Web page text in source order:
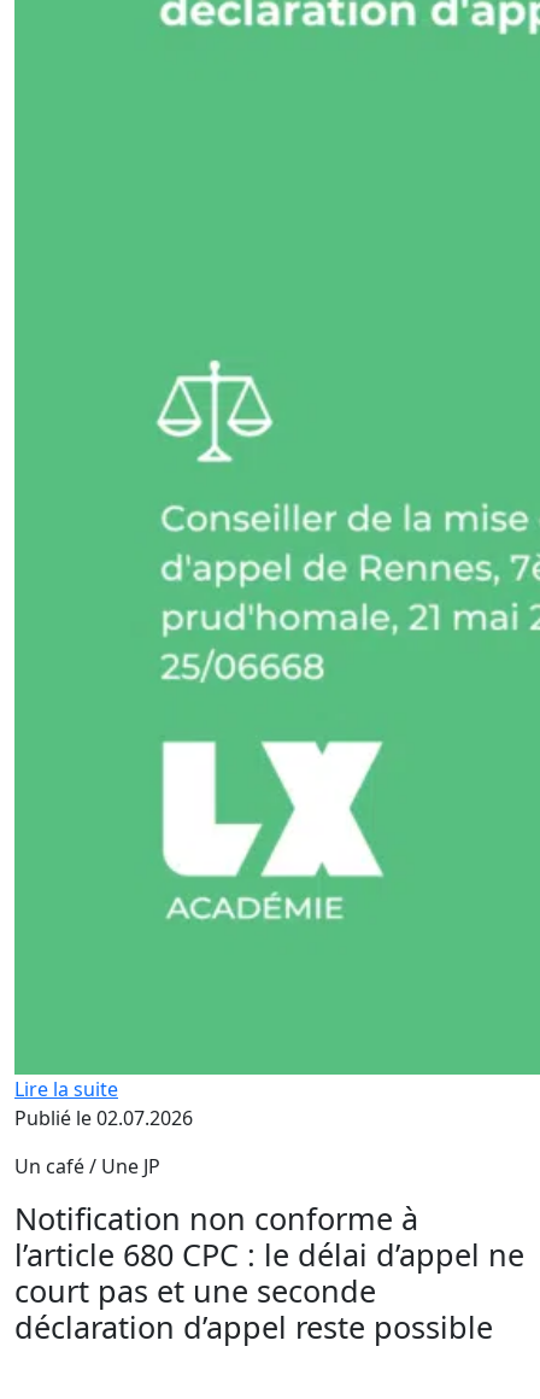
Lire la suite
Publié le 02.07.2026
Un café / Une JP
Notification non conforme à
l’article 680 CPC : le délai d’appel ne
court pas et une seconde
déclaration d’appel reste possible